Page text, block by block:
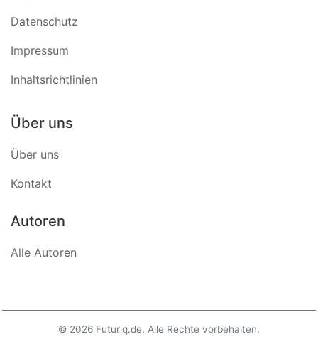
Datenschutz
Impressum
Inhaltsrichtlinien
Über uns
Über uns
Kontakt
Autoren
Alle Autoren
© 2026 Futuriq.de. Alle Rechte vorbehalten.